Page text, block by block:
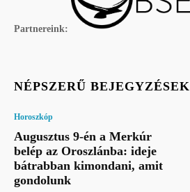
Partnereink:
NÉPSZERŰ BEJEGYZÉSEK
Horoszkóp
Augusztus 9-én a Merkúr
belép az Oroszlánba: ideje
bátrabban kimondani, amit
gondolunk